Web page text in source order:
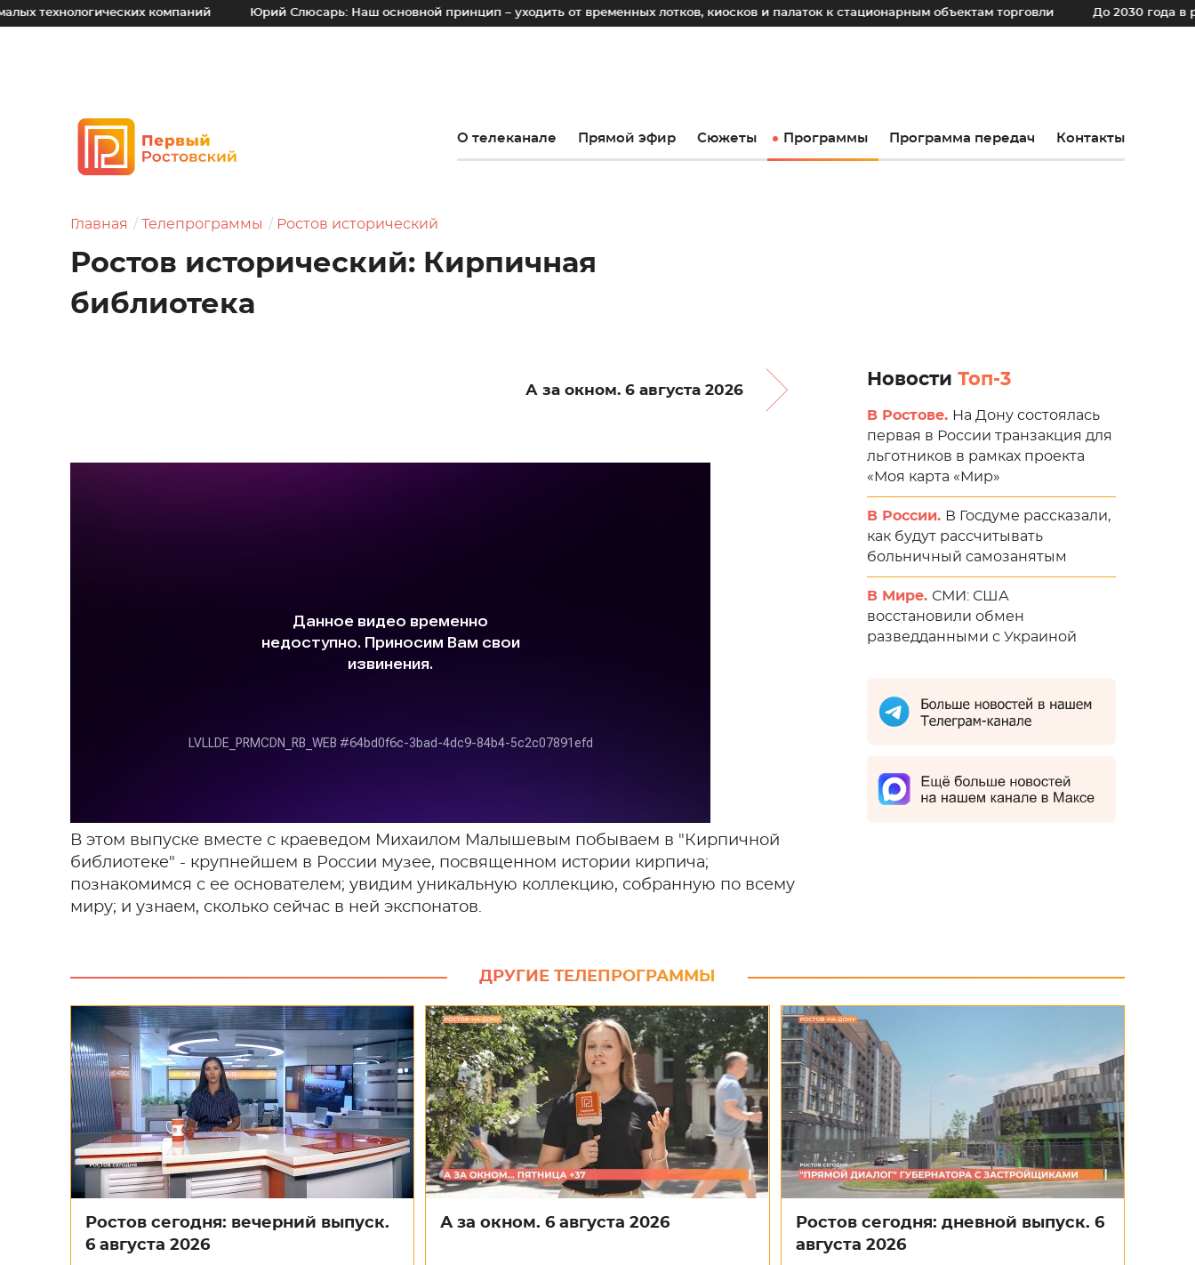
компаний Юрий Слюсарь: Наш основной принцип – уходить от временных лотков, киосков и палаток к стационарным объектам торговли До 2030 года в регионе
О телеканале Прямой эфир Сюжеты Программы Программа передач Контакты
Главная Телепрограммы Ростов исторический
Ростов исторический: Кирпичная
библиотека
А за окном. 6 августа 2026
В этом выпуске вместе с краеведом Михаилом Малышевым побываем в "Кирпичной
библиотеке" - крупнейшем в России музее, посвященном истории кирпича;
познакомимся с ее основателем; увидим уникальную коллекцию, собранную по всему
миру; и узнаем, сколько сейчас в ней экспонатов.
Новости Топ-3
В Ростове. На Дону состоялась
первая в России транзакция для
льготников в рамках проекта
«Моя карта «Мир»
В России. В Госдуме рассказали,
как будут рассчитывать
больничный самозанятым
В Мире. СМИ: США
восстановили обмен
разведданными с Украиной
ДРУГИЕ ТЕЛЕПРОГРАММЫ
Ростов сегодня: вечерний выпуск.
6 августа 2026
А за окном. 6 августа 2026
Ростов сегодня: дневной выпуск. 6
августа 2026